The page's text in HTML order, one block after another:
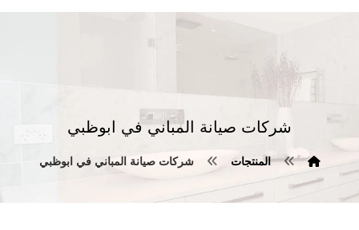
شركات صيانة المباني في ابوظبي
المنتجات شركات صيانة المباني في ابوظبي